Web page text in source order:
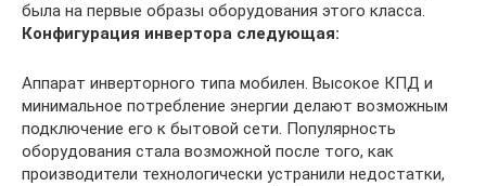
была на первые образы оборудования этого класса.
Конфигурация инвертора следующая:
Аппарат инверторного типа мобилен. Высокое КПД и
минимальное потребление энергии делают возможным
подключение его к бытовой сети. Популярность
оборудования стала возможной после того, как
производители технологически устранили недостатки,